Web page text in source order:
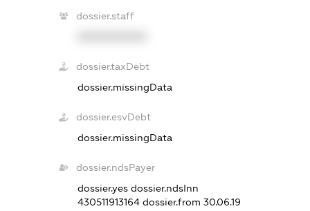
dossier.staff
dossier.taxDebt
dossier.missingData
dossier.esvDebt
dossier.missingData
dossier.ndsPayer
dossier.yes dossier.ndsInn
430511913164 dossier.from 30.06.19